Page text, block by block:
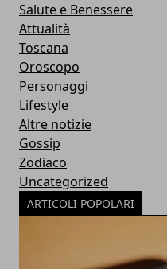
Salute e Benessere
Attualità
Toscana
Oroscopo
Personaggi
Lifestyle
Altre notizie
Gossip
Zodiaco
Uncategorized
ARTICOLI POPOLARI